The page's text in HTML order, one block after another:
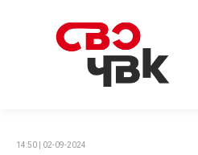
14:50 | 02-09-2024